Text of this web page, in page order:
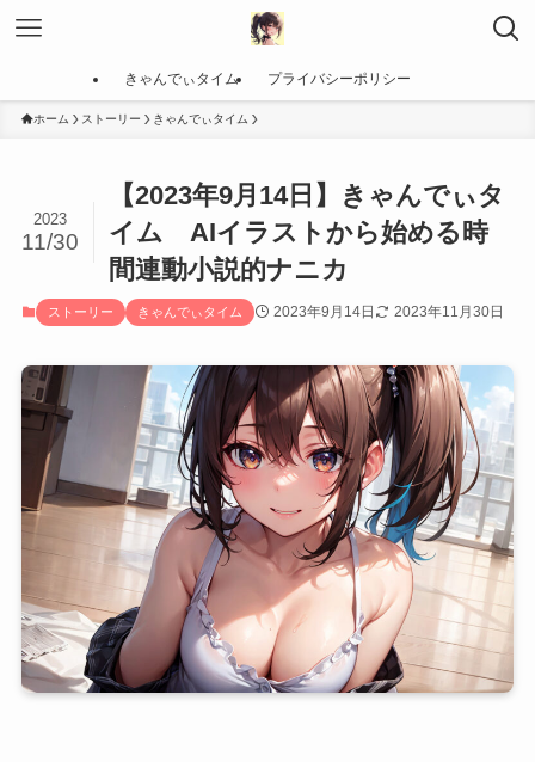
きゃんでぃタイム プライバシーポリシー
ホーム ストーリー きゃんでぃタイム
【2023年9月14日】きゃんでぃタ
イム AIイラストから始める時
間連動小説的ナニカ
2023
11/30
ストーリー きゃんでぃタイム 2023年9月14日 2023年11月30日